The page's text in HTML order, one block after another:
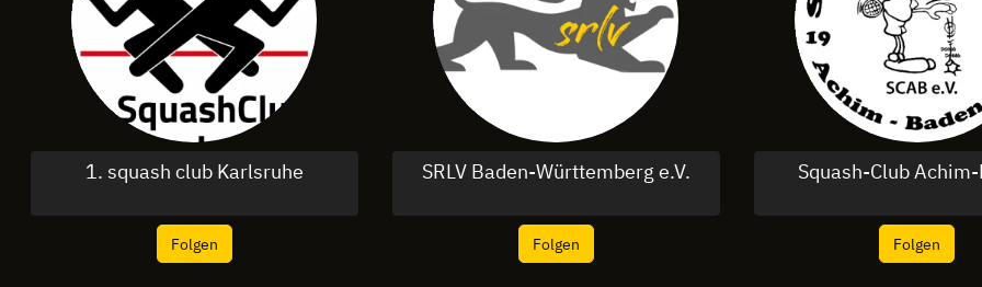
1. squash club Karlsruhe
Folgen
SRLV Baden-Württemberg e.V.
Folgen
Squash-Club
Folgen